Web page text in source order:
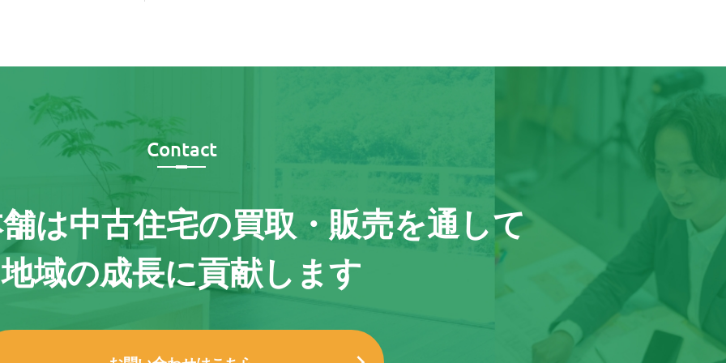
Contact
は中古住宅の買取・販売を通して
地域の成長に貢献します